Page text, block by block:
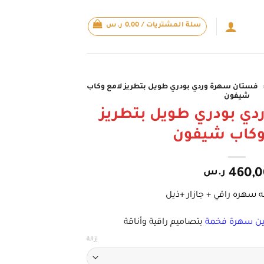
سلة المشتريات / 0,00 ر.س
فستان سهرة وردي بودري طويل بتطريز لامع وكاب
شيفون
بودري طويل بتطريز
وكاب شيفون
ر.س
سهره راقي + جازار +ذيل
سهرة فخمة بتصاميم راقية وأناقة
إزالة